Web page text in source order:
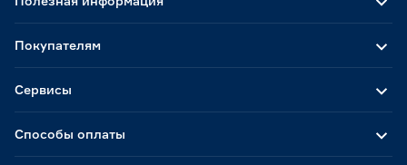
Способы оплаты
Покупателям
Сервисы